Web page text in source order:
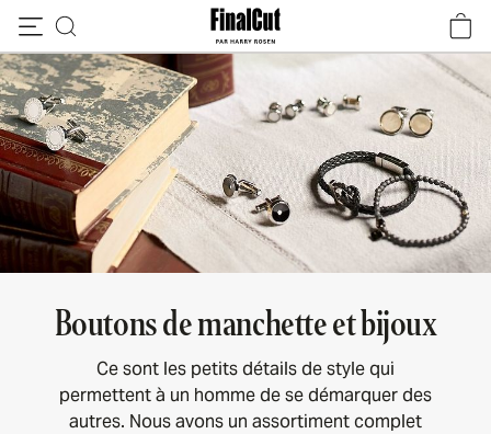
Passer au contenu
Boutons de manchette et bijoux
Ce sont les petits détails de style qui
permettent à un homme de se démarquer des
autres. Nous avons un assortiment complet